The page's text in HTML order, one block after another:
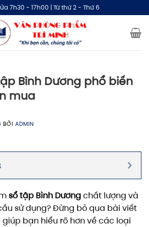
7h30 - 17h00 | Từ thứ 2 - Thứ 6
Bình Dương phổ biến
mua
BỞIADMIN
sổ tập Bình Dươngchất lượng và
sử dụng? Đừng bỏ qua bài viết
giúp bạn hiểu rõ hơn về các loại